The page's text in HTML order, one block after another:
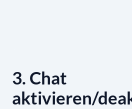
3. Chat
aktivieren/